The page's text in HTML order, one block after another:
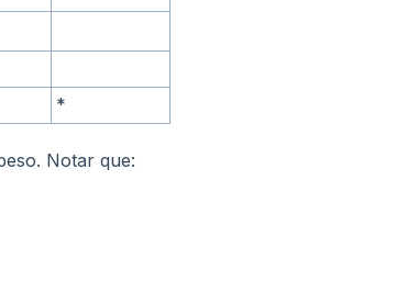
*
Notar que: